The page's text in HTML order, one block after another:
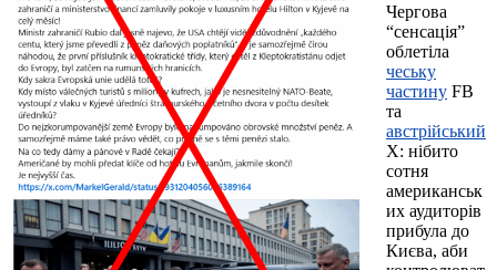
Чергова
“сенсація”
облетіла
чеську
частину FB
та
австрійський
X: нібито
сотня
американськ
их аудиторів
прибула до
Києва, аби